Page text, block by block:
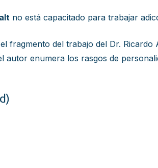
no está capacitado para trabajar
fragmento del trabajo del Dr.
autor enumera los rasgos de